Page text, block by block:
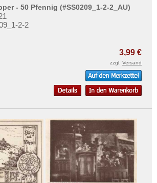
- 50 Pfennig (#SS0209_1-2-2_AU)
2-2
3,99 €
zzgl. Versand